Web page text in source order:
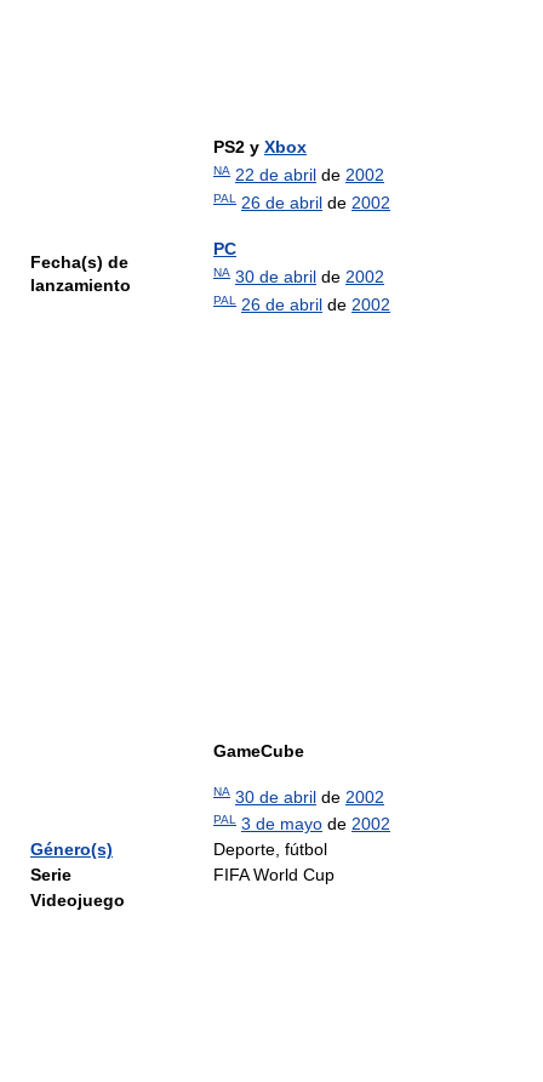
Fecha(s) de
lanzamiento
PS2 y Xbox
NA 22 de abril de 2002
PAL 26 de abril de 2002
PC
NA 30 de abril de 2002
PAL 26 de abril de 2002
GameCube
NA 30 de abril de 2002
PAL 3 de mayo de 2002
Género(s)
Deporte, fútbol
Serie
FIFA World Cup
Videojuego